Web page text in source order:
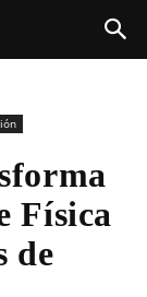
Física
de